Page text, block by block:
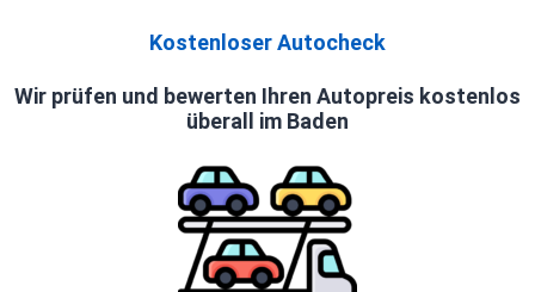
Kostenloser Autocheck
Wir prüfen und bewerten Ihren Autopreis kostenlos
überall im Baden